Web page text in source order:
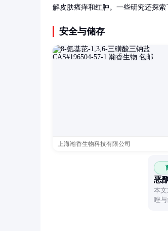
解皮肤瘙痒和红肿。一些研究还探
安全与储存
上海瀚香生物科技有限公司
恶
本
唑